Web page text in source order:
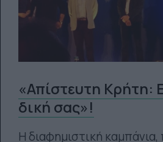
«Απίστευτη Κρήτη:
δική σας»!
Η διαφημιστική καμπάνια,